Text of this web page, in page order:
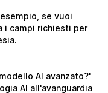
se vuoi
i campi richiesti per
AI avanzato?'
AI all'avanguardia